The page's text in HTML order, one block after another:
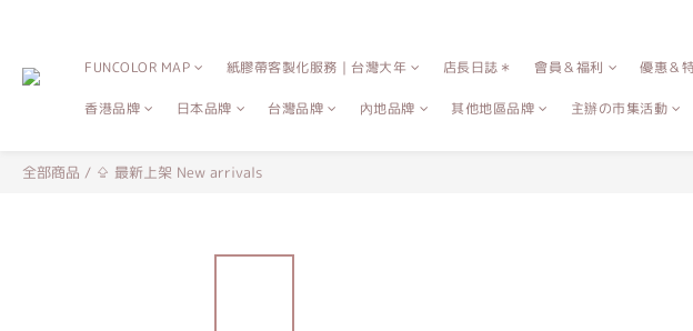
FUNCOLOR MAP 紙膠帶客製化服務｜台灣大年 店長日誌＊ 會員＆福利 優惠＆
香港品牌 日本品牌 台灣品牌 內地品牌 其他地區品牌 主辦の市集活動
全部商品 / ⇪ 最新上架 New arrivals